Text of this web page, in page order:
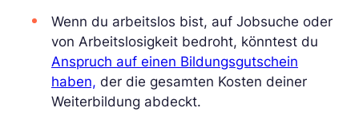
Wenn du arbeitslos bist, auf Jobsuche oder
von Arbeitslosigkeit bedroht, könntest du
Anspruch auf einen Bildungsgutschein
haben, der die gesamten Kosten deiner
Weiterbildung abdeckt.